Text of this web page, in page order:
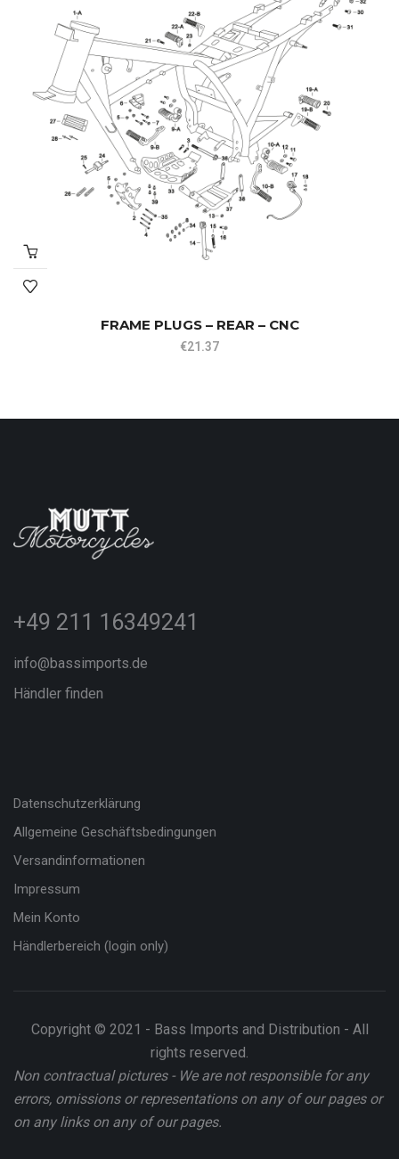
FRAME PLUGS – REAR – CNC
€21.37
+49 211 16349241
info@bassimports.de
Händler finden
Datenschutzerklärung
Allgemeine Geschäftsbedingungen
Versandinformationen
Impressum
Mein Konto
Händlerbereich (login only)
Copyright © 2021 - Bass Imports and Distribution - All
rights reserved.
Non contractual pictures - We are not responsible for any
errors, omissions or representations on any of our pages or
on any links on any of our pages.